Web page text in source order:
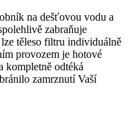
na dešťovou vodu a
zabraňuje
těleso filtru individuálně
provozem je hotové
kompletně odtéká
zamrznutí Vaší